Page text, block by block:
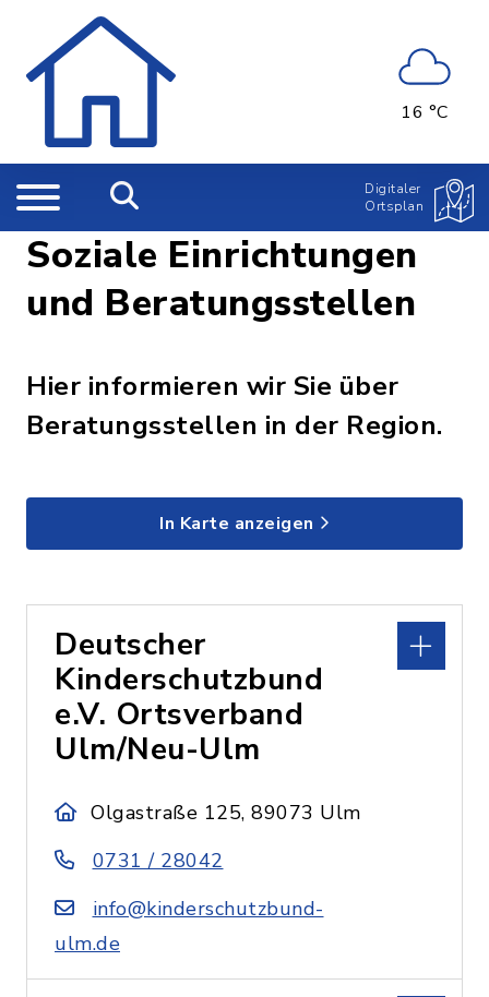
16 °C
Digitaler
Ortsplan
Soziale Einrichtungen
und Beratungsstellen
Hier informieren wir Sie über
Beratungsstellen in der Region.
In Karte anzeigen
Deutscher
Kinderschutzbund
e.V. Ortsverband
Ulm/Neu-Ulm
Olgastraße 125, 89073 Ulm
0731 / 28042
info@kinderschutzbund-
ulm.de